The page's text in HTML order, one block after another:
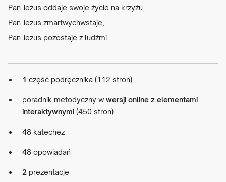
Pan Jezus oddaje swoje życie na krzyżu;
Pan Jezus zmartwychwstaje;
Pan Jezus pozostaje z ludźmi.
1 część podręcznika (112 stron)
poradnik metodyczny w wersji online z elementami
interaktywnymi (450 stron)
48 katechez
48 opowiadań
2 prezentacje